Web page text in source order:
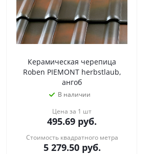
Керамическая черепица
Roben PIEMONT herbstlaub,
ангоб
В наличии
Цена за 1 шт
495.69 руб.
Стоимость квадратного метра
5 279.50руб.